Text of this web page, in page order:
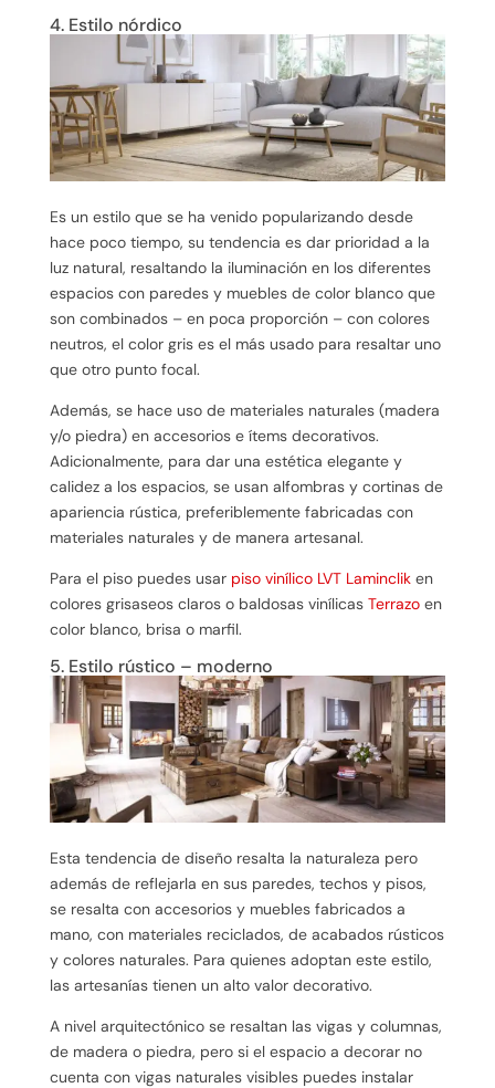
4. Estilo nórdico
Es un estilo que se ha venido popularizando desde
hace poco tiempo, su tendencia es dar prioridad a la
luz natural, resaltando la iluminación en los diferentes
espacios con paredes y muebles de color blanco que
son combinados – en poca proporción – con colores
neutros, el color gris es el más usado para resaltar uno
que otro punto focal.
Además, se hace uso de materiales naturales (madera
y/o piedra) en accesorios e ítems decorativos.
Adicionalmente, para dar una estética elegante y
calidez a los espacios, se usan alfombras y cortinas de
apariencia rústica, preferiblemente fabricadas con
materiales naturales y de manera artesanal.
Para el piso puedes usar piso vinílico LVT Lamincliken
colores grisaseos claros o baldosas vinílicas Terrazoen
color blanco, brisa o marfil.
5. Estilo rústico – moderno
Esta tendencia de diseño resalta la naturaleza pero
además de reflejarla en sus paredes, techos y pisos,
se resalta con accesorios y muebles fabricados a
mano, con materiales reciclados, de acabados rústicos
y colores naturales. Para quienes adoptan este estilo,
las artesanías tienen un alto valor decorativo.
A nivel arquitectónico se resaltan las vigas y columnas,
de madera o piedra, pero si el espacio a decorar no
cuenta con vigas naturales visibles puedes instalar